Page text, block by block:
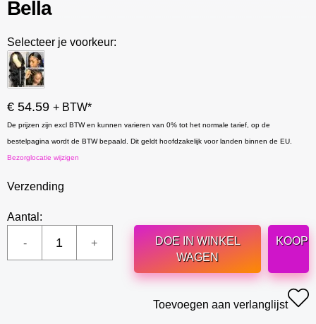
Bella
Selecteer je voorkeur:
€ 54.59 + BTW*
De prijzen zijn excl BTW en kunnen varieren van 0% tot het normale tarief, op de
bestelpagina wordt de BTW bepaald. Dit geldt hoofdzakelijk voor landen binnen de EU.
Bezorglocatie wijzigen
Verzending
Aantal:
DOE IN WINKEL
WAGEN
KOOP
Toevoegen aan verlanglijst